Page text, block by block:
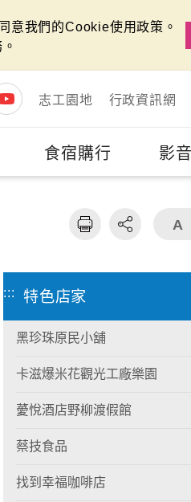
意我們的Cookie使用政策。
志工園地
行政資訊網
食宿購行 影
::: 特色店家
黑珍珠原民小舖
卡滋爆米花觀光工廠樂園
薆悅酒店野柳渡假館
蔡技食品
找到幸福咖啡店